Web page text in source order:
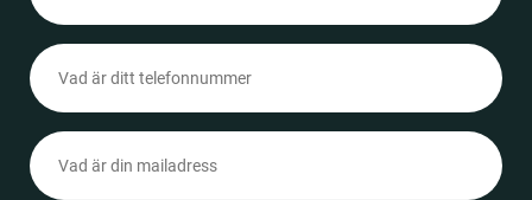
Telefonnummer
(Obligatoriskt)
Epost
(Obligatoriskt)